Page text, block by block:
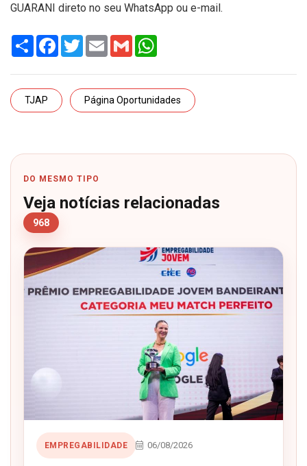
GUARANI direto no seu WhatsApp ou e-mail.
Share Facebook
TwitterEmail Gmail
TJAP Página Oportunidades
DO MESMO TIPO
Veja notícias relacionadas
968
EMPREGABILIDADE 06/08/2026